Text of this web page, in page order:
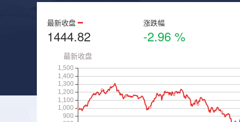
最新收盘
1444.82
涨跌幅
-2.96 %